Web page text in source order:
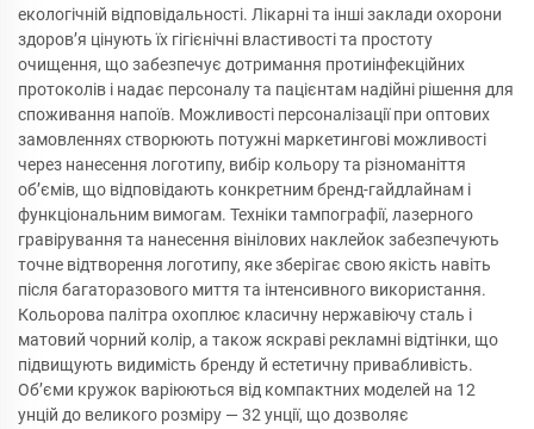
екологічній відповідальності. Лікарні та інші заклади охорони
здоров’я цінують їх гігієнічні властивості та простоту
очищення, що забезпечує дотримання протиінфекційних
протоколів і надає персоналу та пацієнтам надійні рішення для
споживання напоїв. Можливості персоналізації при оптових
замовленнях створюють потужні маркетингові можливості
через нанесення логотипу, вибір кольору та різноманіття
об’ємів, що відповідають конкретним бренд-гайдлайнам і
функціональним вимогам. Техніки тампографії, лазерного
гравірування та нанесення вінілових наклейок забезпечують
точне відтворення логотипу, яке зберігає свою якість навіть
після багаторазового миття та інтенсивного використання.
Кольорова палітра охоплює класичну нержавіючу сталь і
матовий чорний колір, а також яскраві рекламні відтінки, що
підвищують видимість бренду й естетичну привабливість.
Об’єми кружок варіюються від компактних моделей на 12
унцій до великого розміру — 32 унції, що дозволяє